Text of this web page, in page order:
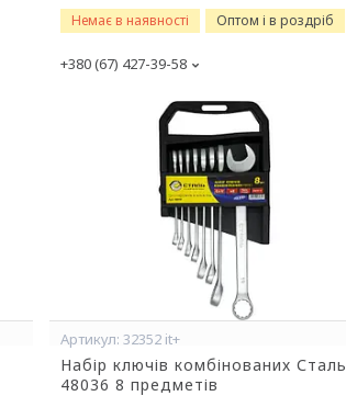
Немає в наявності Оптом і в роздріб
+380 (67) 427-39-58
32352 it+
Набір ключів комбінованих Сталь
48036 8 предметів